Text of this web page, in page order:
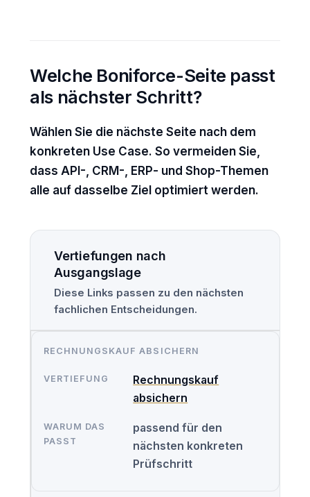
Welche Boniforce-Seite passt
als nächster Schritt?
Wählen Sie die nächste Seite nach dem
konkreten Use Case. So vermeiden Sie,
dass API-, CRM-, ERP- und Shop-Themen
alle auf dasselbe Ziel optimiert werden.
Vertiefungen nach
Ausgangslage
Diese Links passen zu den nächsten
fachlichen Entscheidungen.
RECHNUNGSKAUF ABSICHERN
Rechnungskauf
absichern
passend für den
nächsten konkreten
Prüfschritt